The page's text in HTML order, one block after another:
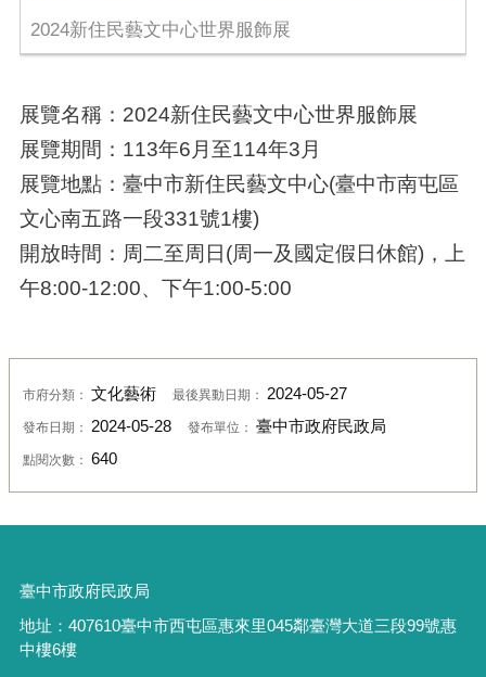
2024新住民藝文中心世界服飾展
展覽名稱：2024新住民藝文中心世界服飾展
展覽期間：113年6月至114年3月
展覽地點：臺中市新住民藝文中心(臺中市南屯區
文心南五路一段331號1樓)
開放時間：周二至周日(周一及國定假日休館)，上
午8:00-12:00、下午1:00-5:00
市府分類： 文化藝術 最後異動日期： 2024-05-27
發布日期： 2024-05-28 發布單位： 臺中市政府民政局
點閱次數： 640
臺中市政府民政局
地址： 407610臺中市西屯區惠來里045鄰臺灣大道三段99號惠
中樓6樓